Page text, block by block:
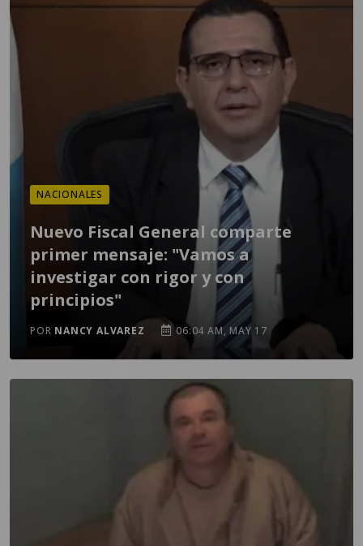
NACIONALES
Nuevo Fiscal General comparte
primer mensaje: "Vamos a
investigar con rigor y con
principios"
POR NANCY ALVAREZ 06:04 AM, MAY 17